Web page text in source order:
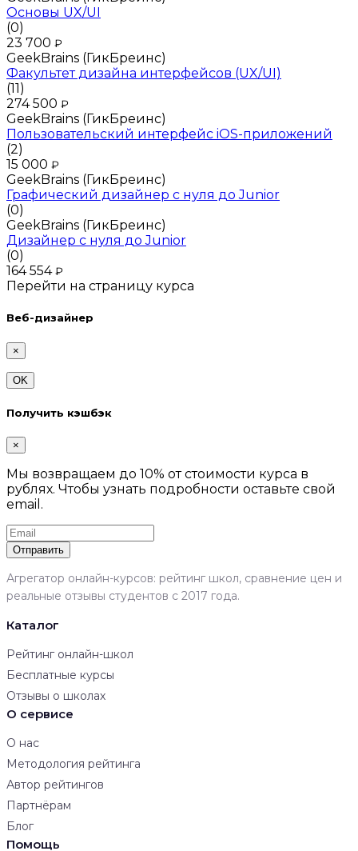
Основы UX/UI
(0)
23 700 ₽
GeekBrains (ГикБреинс)
Факультет дизайна интерфейсов (UX/UI)
(11)
274 500 ₽
GeekBrains (ГикБреинс)
Пользовательский интерфейс iOS-приложений
(2)
15 000 ₽
GeekBrains (ГикБреинс)
Графический дизайнер с нуля до Junior
(0)
GeekBrains (ГикБреинс)
Дизайнер с нуля до Junior
(0)
164 554₽
Перейти на страницу курса
Веб-дизайнер
×
OK
Получить кэшбэк
×
Мы возвращаем до 10% от стоимости курса в
рублях. Чтобы узнать подробности оставьте свой
email.
Отправить
Агрегатор онлайн-курсов: рейтинг школ, сравнение цен и
реальные отзывы студентов с 2017 года.
Каталог
Рейтинг онлайн-школ
Бесплатные курсы
Отзывы о школах
О сервисе
О нас
Методология рейтинга
Автор рейтингов
Партнёрам
Блог
Помощь